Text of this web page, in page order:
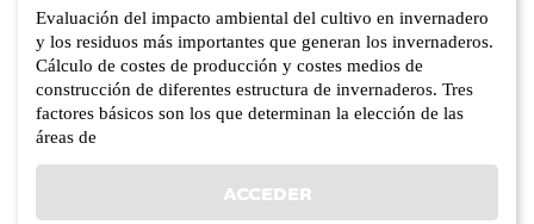
Evaluación del impacto ambiental del cultivo en invernadero
y los residuos más importantes que generan los invernaderos.
Cálculo de costes de producción y costes medios de
construcción de diferentes estructura de invernaderos. Tres
factores básicos son los que determinan la elección de las
áreas de
ACCEDER